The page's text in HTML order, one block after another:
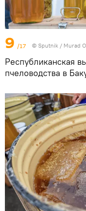
9 /17 © Sputnik / Murad
Республиканская
пчеловодства в